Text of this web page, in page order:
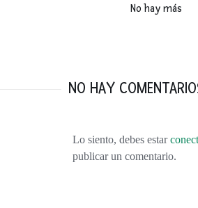
No hay más
NO HAY
Lo siento, debes estar
publicar un comentario.